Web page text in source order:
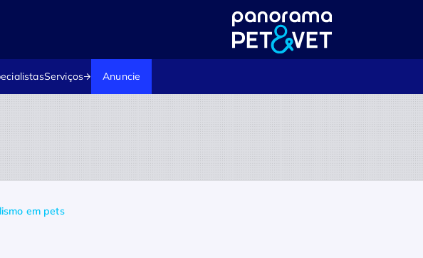
Serviços Anuncie
em pets